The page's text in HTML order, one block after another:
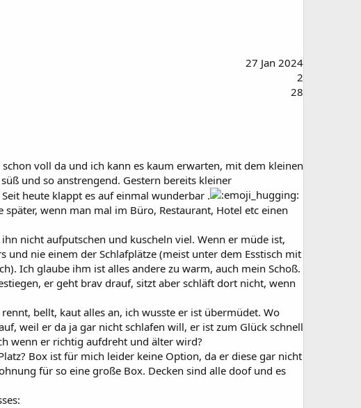
27 Jan 2024
2
28
voll da und ich kann es kaum erwarten, mit dem kleinen
und so anstrengend. Gestern bereits kleiner
heute klappt es auf einmal wunderbar .
wenn man mal im Büro, Restaurant, Hotel etc einen
nicht aufputschen und kuscheln viel. Wenn er müde ist,
nie einem der Schlafplätze (meist unter dem Esstisch mit
Ich glaube ihm ist alles andere zu warm, auch mein Schoß.
er geht brav drauf, sitzt aber schläft dort nicht, wenn
bellt, kaut alles an, ich wusste er ist übermüdet. Wo
weil er da ja gar nicht schlafen will, er ist zum Glück schnell
wenn er richtig aufdreht und älter wird?
Box ist für mich leider keine Option, da er diese gar nicht
für so eine große Box. Decken sind alle doof und es